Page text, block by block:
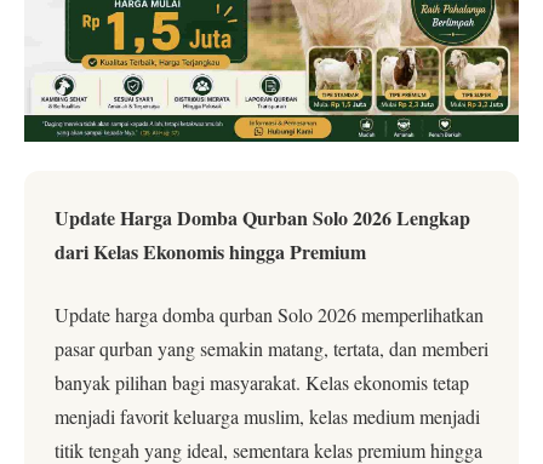
Update Harga Domba Qurban Solo 2026 Lengkap
dari Kelas Ekonomis hingga Premium
Update harga domba qurban Solo 2026 memperlihatkan
pasar qurban yang semakin matang, tertata, dan memberi
banyak pilihan bagi masyarakat. Kelas ekonomis tetap
menjadi favorit keluarga muslim, kelas medium menjadi
titik tengah yang ideal, sementara kelas premium hingga